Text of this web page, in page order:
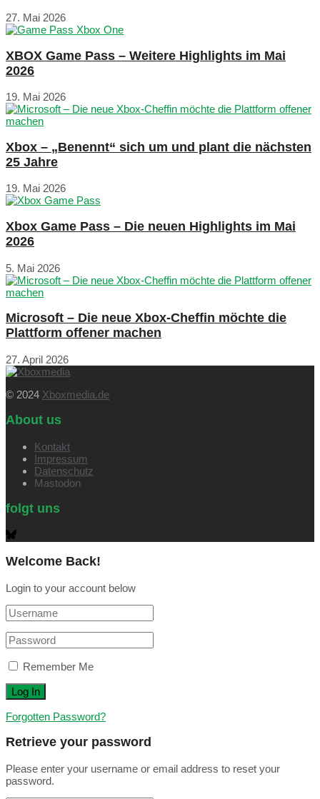
27. Mai 2026
XBOX Game Pass – Weitere Highlights im Mai
2026
19. Mai 2026
Xbox – „Benennt“ sich um und plant die nächsten
25 Jahre
19. Mai 2026
Xbox Game Pass – Die neuen Highlights im Mai
2026
5. Mai 2026
Microsoft – Die neue Xbox-Cheffin möchte die
Plattform offener machen
27. April 2026
© 2024 Xboxmedia.de
About us
Kontakt
Impressum
Datenschutz
Mastodon
folgt uns
Welcome Back!
Login to your account below
Remember Me
Forgotten Password?
Retrieve your password
Please enter your username or email address to reset your
password.